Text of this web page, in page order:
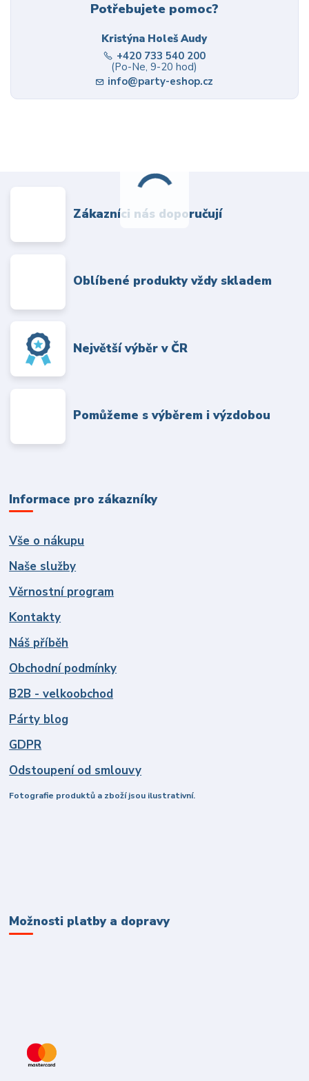
Potřebujete pomoc?
Kristýna Holeš Audy
+420 733 540 200
(Po-Ne, 9-20 hod)
info@party-eshop.cz
Zákazníci nás doporučují
Oblíbené produkty vždy skladem
Největší výběr v ČR
Pomůžeme s výběrem i výzdobou
Informace pro zákazníky
Vše o nákupu
Naše služby
Věrnostní program
Kontakty
Náš příběh
Obchodní podmínky
B2B - velkoobchod
Párty blog
GDPR
Odstoupení od smlouvy
Fotografie produktů a zboží jsou ilustrativní.
Možnosti platby a dopravy